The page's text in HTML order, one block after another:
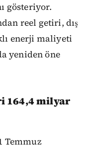
gösteriyor.
reel getiri, dış
enerji maliyeti
yeniden öne
164,4 milyar
Temmuz